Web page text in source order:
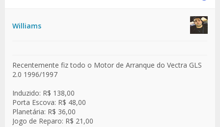
Williams
Recentemente fiz todo o Motor de Arranque do Vectra GLS
2.0 1996/1997
Induzido: R$ 138,00
Porta Escova: R$ 48,00
Planetária: R$ 36,00
Jogo de Reparo: R$ 21,00